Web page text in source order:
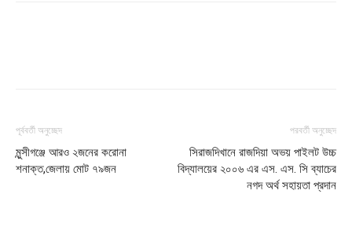
পূর্ববর্তী অনুচ্ছেদ
মুন্সীগঞ্জে আরও ২জনের করোনা
শনাক্ত,জেলায় মোট ৭৯জন
পরবর্তী অনুচ্ছেদ
সিরাজদিখানে রাজদিয়া অভয় পাইলট উচ্চ
বিদ্যালয়ের ২০০৬ এর এস. এস. সি ব্যাচের
নগদ অর্থ সহায়তা প্রদান